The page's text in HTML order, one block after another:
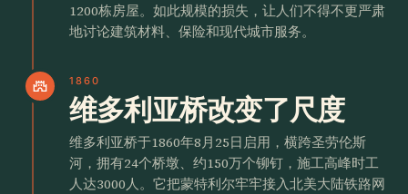
1200栋房屋。如此规模的损失，让人们不得不更严肃
地讨论建筑材料、保险和现代城市服务。
castle 1860
维多利亚桥改变了尺度
维多利亚桥于1860年8月25日启用，横跨圣劳伦斯
河，拥有24个桥墩、约150万个铆钉，施工高峰时工
人达3000人。它把蒙特利尔牢牢接入北美大陆铁路网